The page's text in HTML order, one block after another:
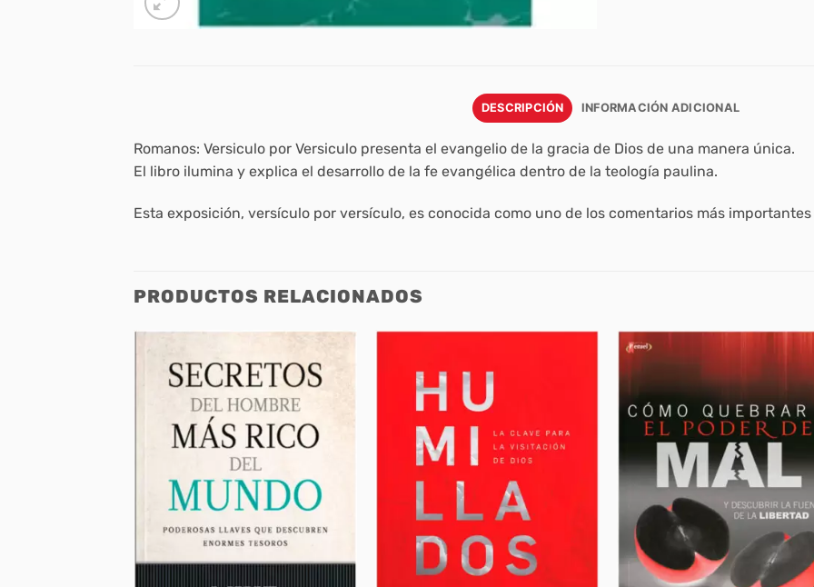
DESCRIPCIÓN INFORMACIÓN ADICIONAL
Romanos: Versiculo por Versiculo presenta el evangelio de la gracia de Dios de una manera única.
El libro ilumina y explica el desarrollo de la fe evangélica dentro de la teología paulina.
Esta exposición, versículo por versículo, es conocida como uno de los comentarios más importantes
PRODUCTOS RELACIONADOS